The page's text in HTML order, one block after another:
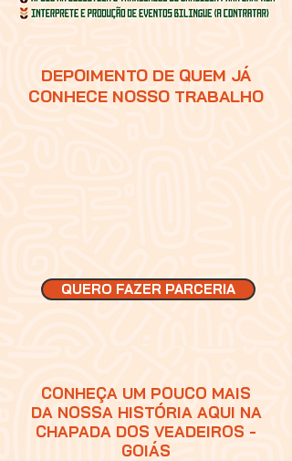
DEPOIMENTO DE QUEM JÁ
CONHECE NOSSO TRABALHO
QUERO FAZER PARCERIA
CONHEÇA UM POUCO MAIS
DA NOSSA HISTÓRIA AQUI NA
CHAPADA DOS VEADEIROS -
GOIÁS